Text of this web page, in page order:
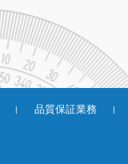
品質保証業務